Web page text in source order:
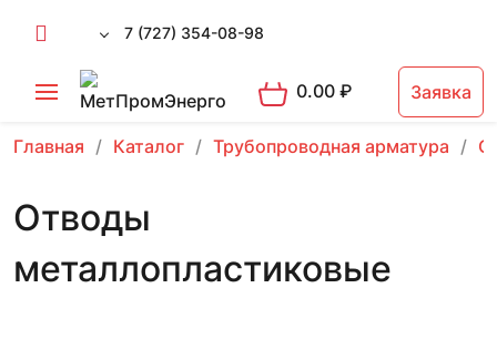
7 (727) 354-08-98
0.00₽ Заявка
Главная Каталог Трубопроводная арматура
Отводы
металлопластиковые